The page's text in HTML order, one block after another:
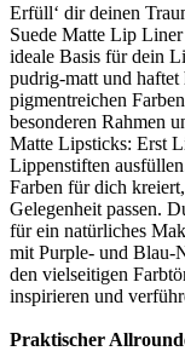
Erfüll‘ dir deinen
Suede Matte Lip
ideale Basis für dein
pudrig-matt und
pigmentreichen
besonderen Rahmen
Matte Lipsticks: Erst
Lippenstiften
Farben für dich
Gelegenheit passen.
für ein natürliches
mit Purple- und Blau-
den vielseitigen
inspirieren und
Praktischer